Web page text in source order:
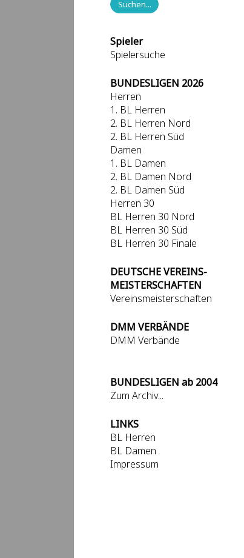
Spieler
Spielersuche
BUNDESLIGEN 2026
Herren
1. BL Herren
2. BL Herren Nord
2. BL Herren Süd
Damen
1. BL Damen
2. BL Damen Nord
2. BL Damen Süd
Herren 30
BL Herren 30 Nord
BL Herren 30 Süd
BL Herren 30 Finale
DEUTSCHE VEREINS-
MEISTERSCHAFTEN
Vereinsmeisterschaften
DMM VERBÄNDE
DMM Verbände
BUNDESLIGEN ab 2004
Zum Archiv...
LINKS
BL Herren
BL Damen
Impressum